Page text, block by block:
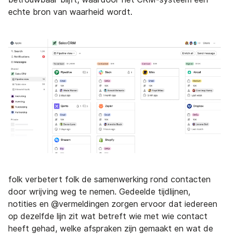
echte bron van waarheid wordt.
folk verbetert folk de samenwerking rond contacten
door wrijving weg te nemen. Gedeelde tijdlijnen,
notities en @vermeldingen zorgen ervoor dat iedereen
op dezelfde lijn zit wat betreft wie met wie contact
heeft gehad, welke afspraken zijn gemaakt en wat de